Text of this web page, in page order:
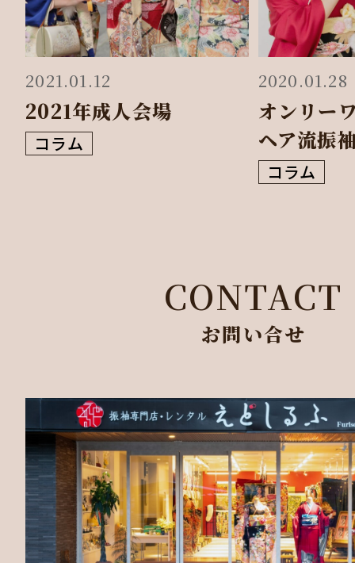
2021.01.12
2021年成人会場
コラム
2020.01.28
オンリー
ヘア流振
コラム
CONTACT
お問い合せ